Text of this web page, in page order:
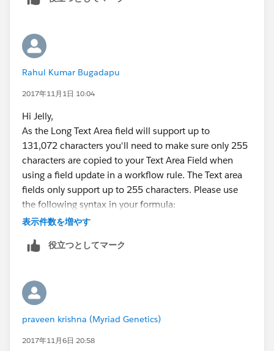
Rahul Kumar Bugadapu
2017年11月1日 10:04
Hi Jelly,
As the Long Text Area field will support up to
131,072 characters you'll need to make sure only 255
characters are copied to your Text Area Field when
using a field update in a workflow rule. The Text area
fields only support up to 255 characters. Please use
the following syntax in your formula:
Please refer the below link for reference.
Let us know if it helps.
Please mark it as best answer if the information is
unanswered question and appear as a proper solution.
表示件数を増やす
役立つとしてマーク
praveen krishna (Myriad Genetics)
2017年11月6日 20:58